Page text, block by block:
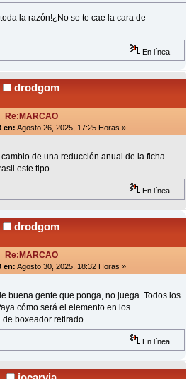
la razón!¿No se te cae la cara de
En línea
drodgom
Re:MARCAO
en: Agosto 26, 2025, 17:25 Horas »
de una reducción anual de la ficha.
este tipo.
En línea
drodgom
Re:MARCAO
en: Agosto 30, 2025, 18:32 Horas »
buena gente que ponga, no juega. Todos los
cómo será el elemento en los
de boxeador retirado.
En línea